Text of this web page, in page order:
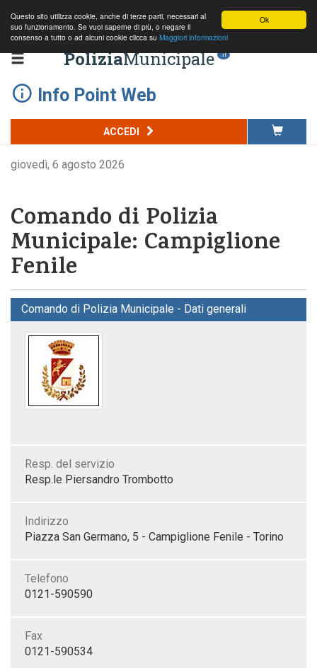
Ok
Questo sito utilizza cookie, anche di terze parti, necessari al
suo funzionamento. Se vuoi saperne di più, o negare il
consenso a tutto o ad alcuni cookie clicca su Maggiori informazioni
PoliziaMunicipale .it
Info Point Web
ACCEDI
giovedì, 6 agosto 2026
Comando di Polizia
Municipale: Campiglione
Fenile
Comando di Polizia Municipale - Dati generali
Resp. del servizio
Resp.le Piersandro Trombotto
Indirizzo
Piazza San Germano, 5 - Campiglione Fenile - Torino
Telefono
0121-590590
Fax
0121-590534